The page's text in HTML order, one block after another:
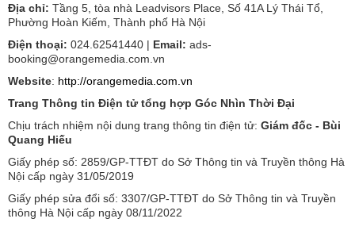
Địa chỉ: Tầng 5, tòa nhà Leadvisors Place, Số 41A Lý Thái Tổ,
Phường Hoàn Kiếm, Thành phố Hà Nội
Điện thoại: 024.62541440 | Email: ads-
booking@orangemedia.com.vn
Website: http://orangemedia.com.vn
Trang Thông tin Điện tử tổng hợp Góc Nhìn Thời Đại
Chịu trách nhiệm nội dung trang thông tin điện tử: Giám đốc - Bùi
Quang Hiếu
Giấy phép số: 2859/GP-TTĐT do Sở Thông tin và Truyền thông Hà
Nội cấp ngày 31/05/2019
Giấy phép sửa đổi số: 3307/GP-TTĐT do Sở Thông tin và Truyền
thông Hà Nội cấp ngày 08/11/2022